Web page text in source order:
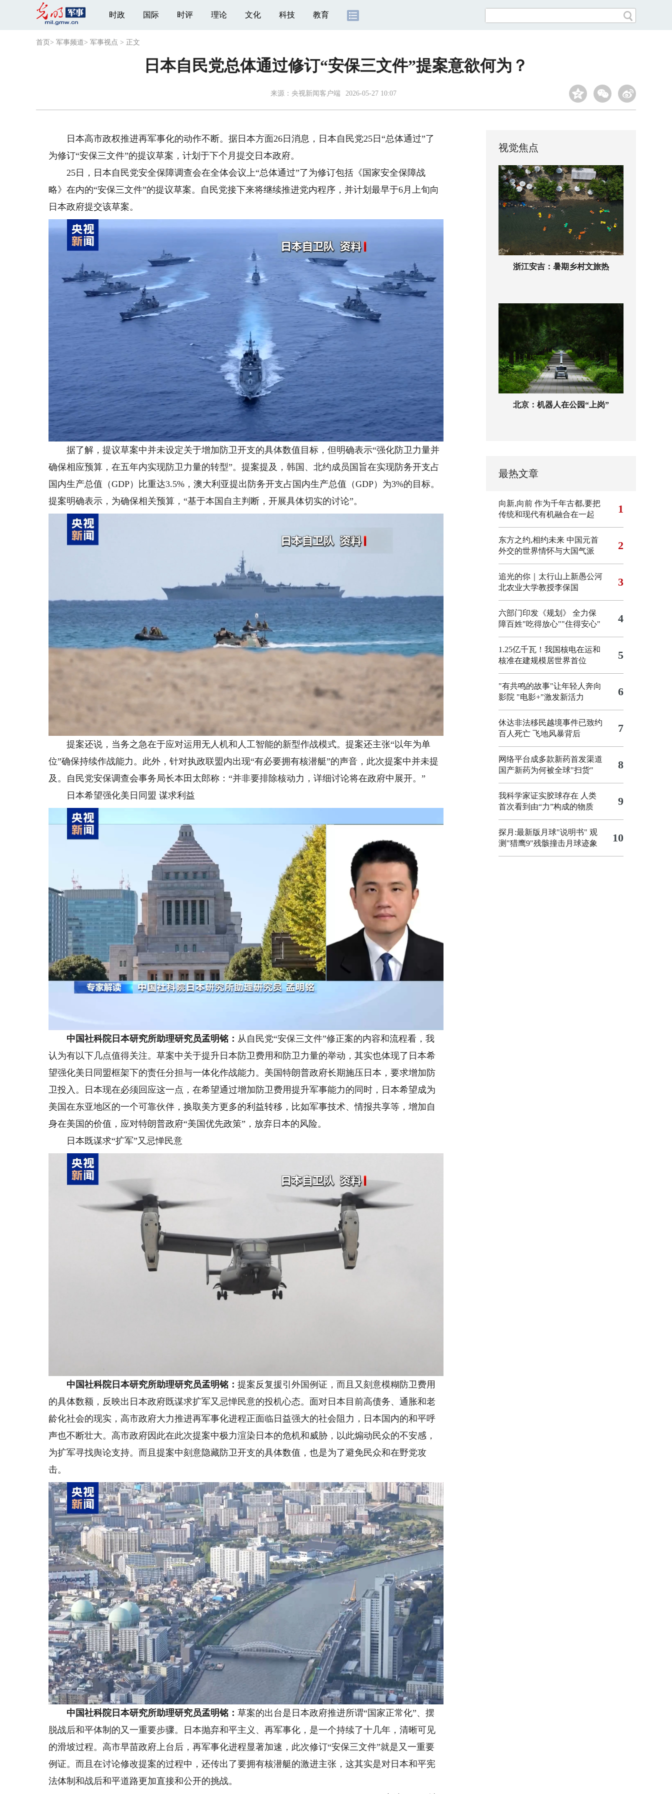
时政 国际 时评 理论 文化 科技 教育
首页 > 军事频道> 军事视点 > 正文
日本自民党总体通过修订“安保三文件”提案意欲何为？
来源： 央视新闻客户端 2026-05-27 10:07
日本高市政权推进再军事化的动作不断。据日本方面26日消息，日本自民党25日“总体通过”了
为修订“安保三文件”的提议草案，计划于下个月提交日本政府。
25日，日本自民党安全保障调查会在全体会议上“总体通过”了为修订包括《国家安全保障战
略》在内的“安保三文件”的提议草案。自民党接下来将继续推进党内程序，并计划最早于6月上旬向
日本政府提交该草案。
据了解，提议草案中并未设定关于增加防卫开支的具体数值目标，但明确表示“强化防卫力量并
确保相应预算，在五年内实现防卫力量的转型”。提案提及，韩国、北约成员国旨在实现防务开支占
国内生产总值（GDP）比重达3.5%，澳大利亚提出防务开支占国内生产总值（GDP）为3%的目标。
提案明确表示，为确保相关预算，“基于本国自主判断，开展具体切实的讨论”。
提案还说，当务之急在于应对运用无人机和人工智能的新型作战模式。提案还主张“以年为单
位”确保持续作战能力。此外，针对执政联盟内出现“有必要拥有核潜艇”的声音，此次提案中并未提
及。自民党安保调查会事务局长本田太郎称：“并非要排除核动力，详细讨论将在政府中展开。”
日本希望强化美日同盟 谋求利益
中国社科院日本研究所助理研究员孟明铭： 从自民党“安保三文件”修正案的内容和流程看，我
认为有以下几点值得关注。草案中关于提升日本防卫费用和防卫力量的举动，其实也体现了日本希
望强化美日同盟框架下的责任分担与一体化作战能力。美国特朗普政府长期施压日本，要求增加防
卫投入。日本现在必须回应这一点，在希望通过增加防卫费用提升军事能力的同时，日本希望成为
美国在东亚地区的一个可靠伙伴，换取美方更多的利益转移，比如军事技术、情报共享等，增加自
身在美国的价值，应对特朗普政府“美国优先政策”，放弃日本的风险。
日本既谋求“扩军”又忌惮民意
中国社科院日本研究所助理研究员孟明铭：提案反复援引外国例证，而且又刻意模糊防卫费用
的具体数额，反映出日本政府既谋求扩军又忌惮民意的投机心态。面对日本目前高债务、通胀和老
龄化社会的现实，高市政府大力推进再军事化进程正面临日益强大的社会阻力，日本国内的和平呼
声也不断壮大。高市政府因此在此次提案中极力渲染日本的危机和威胁，以此煽动民众的不安感，
为扩军寻找舆论支持。而且提案中刻意隐藏防卫开支的具体数值，也是为了避免民众和在野党攻
击。
中国社科院日本研究所助理研究员孟明铭：草案的出台是日本政府推进所谓“国家正常化”、摆
脱战后和平体制的又一重要步骤。日本抛弃和平主义、再军事化，是一个持续了十几年，清晰可见
的滑坡过程。高市早苗政府上台后，再军事化进程显著加速，此次修订“安保三文件”就是又一重要
例证。而且在讨论修改提案的过程中，还传出了要拥有核潜艇的激进主张，这其实是对日本和平宪
法体制和战后和平道路更加直接和公开的挑战。
视觉焦点
浙江安吉：暑期乡村文旅热
北京：机器人在公园“上岗”
最热文章
向新,向前 作为千年古都,要把
传统和现代有机融合在一起
1
东方之约,相约未来 中国元首
外交的世界情怀与大国气派
2
追光的你｜太行山上新愚公河
北农业大学教授李保国
3
六部门印发《规划》 全力保
障百姓"吃得放心""住得安心"
4
1.25亿千瓦！我国核电在运和
核准在建规模居世界首位
5
"有共鸣的故事"让年轻人奔向
影院 "电影+"激发新活力 6
休达非法移民越境事件已致约
百人死亡 飞地风暴背后 7
网络平台成多款新药首发渠道
国产新药为何被全球"扫货"
8
我科学家证实胶球存在 人类
首次看到由“力”构成的物质
9
探月:最新版月球"说明书" 观
测"猎鹰9"残骸撞击月球迹象
10